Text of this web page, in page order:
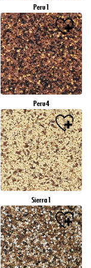
Peru1
Peru4
Sierra1